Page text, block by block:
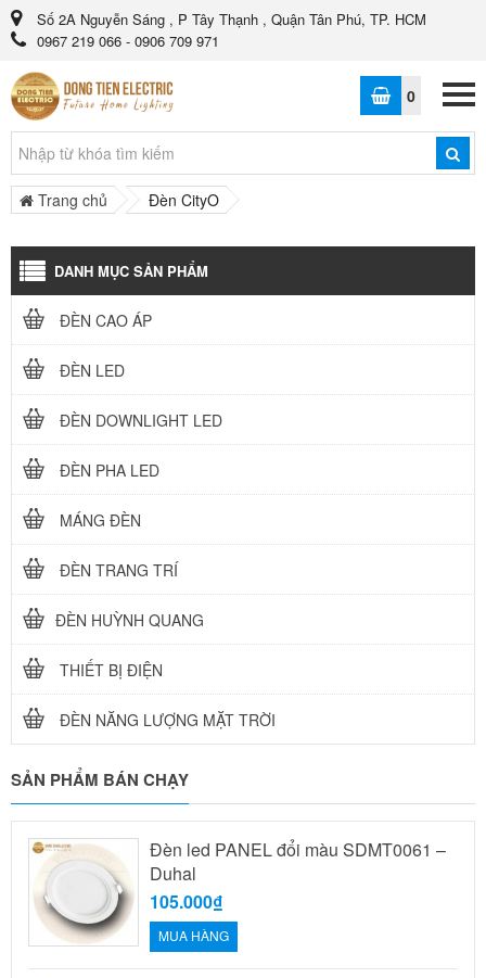
Số 2A Nguyễn Sáng , P Tây Thạnh , Quận Tân Phú, TP. HCM
0967 219 066 - 0906 709 971
0
Trang chủ Đèn CityO
DANH MỤC SẢN PHẨM
ĐÈN CAO ÁP
ĐÈN LED
ĐÈN DOWNLIGHT LED
ĐÈN PHA LED
MÁNG ĐÈN
ĐÈN TRANG TRÍ
ĐÈN HUỲNH QUANG
THIẾT BỊ ĐIỆN
ĐÈN NĂNG LƯỢNG MẶT TRỜI
SẢN PHẨM BÁN CHẠY
Đèn led PANEL đổi màu SDMT0061 –
Duhal
105.000₫
MUA HÀNG